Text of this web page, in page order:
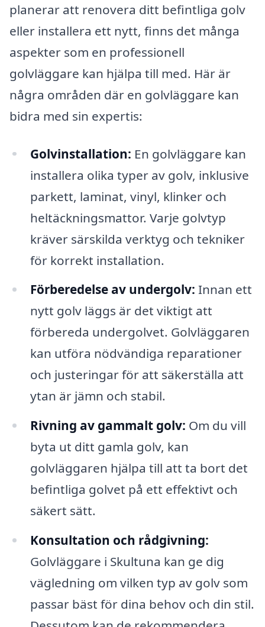
planerar att renovera ditt befintliga golv
eller installera ett nytt, finns det många
aspekter som en professionell
golvläggare kan hjälpa till med. Här är
några områden där en golvläggare kan
bidra med sin expertis:
Golvinstallation: En golvläggare kan
installera olika typer av golv, inklusive
parkett, laminat, vinyl, klinker och
heltäckningsmattor. Varje golvtyp
kräver särskilda verktyg och tekniker
för korrekt installation.
Förberedelse av undergolv: Innan ett
nytt golv läggs är det viktigt att
förbereda undergolvet. Golvläggaren
kan utföra nödvändiga reparationer
och justeringar för att säkerställa att
ytan är jämn och stabil.
Rivning av gammalt golv: Om du vill
byta ut ditt gamla golv, kan
golvläggaren hjälpa till att ta bort det
befintliga golvet på ett effektivt och
säkert sätt.
Konsultation och rådgivning:
Golvläggare i Skultuna kan ge dig
vägledning om vilken typ av golv som
passar bäst för dina behov och din stil.